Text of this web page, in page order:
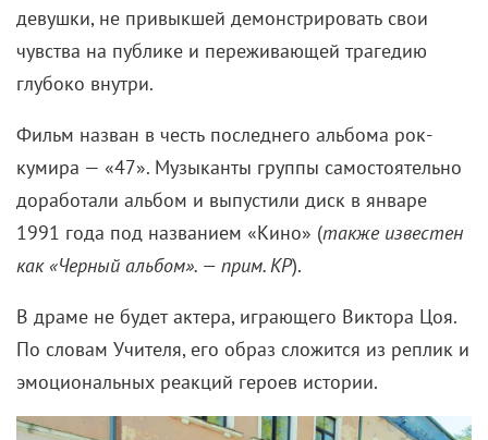
девушки, не привыкшей демонстрировать свои
чувства на публике и переживающей трагедию
глубоко внутри.
Фильм назван в честь последнего альбома рок-
кумира — «47». Музыканты группы самостоятельно
доработали альбом и выпустили диск в январе
1991 года под названием «Кино» (также известен
как «Черный альбом». — прим. КР).
В драме не будет актера, играющего Виктора Цоя.
По словам Учителя, его образ сложится из реплик и
эмоциональных реакций героев истории.